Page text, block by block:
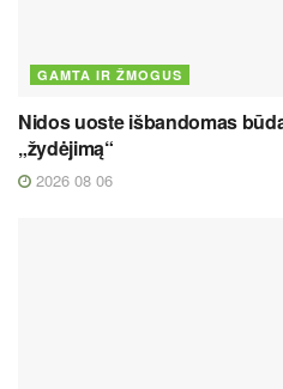
GAMTA IR ŽMOGUS
Nidos uoste išbandomas
„žydėjimą“
2026 08 06